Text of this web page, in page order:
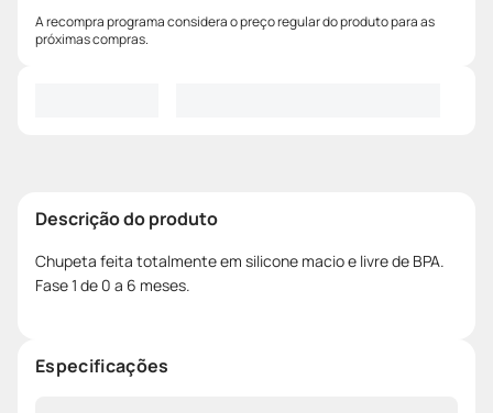
A recompra programa considera o preço regular do produto para as
próximas compras.
Descrição do produto
Chupeta feita totalmente em silicone macio e livre de BPA.
Fase 1 de 0 a 6 meses.
Especificações